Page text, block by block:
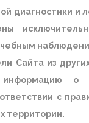
диагностики и
Сайта из
информацию о
с
территории.